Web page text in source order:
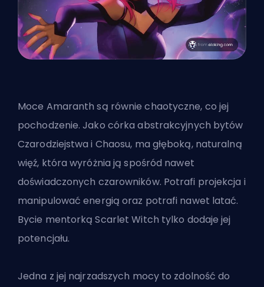
Moce Amaranth są równie chaotyczne, co jej
pochodzenie. Jako córka abstrakcyjnych bytów
Czarodziejstwa i Chaosu, ma głęboką, naturalną
więź, która wyróżnia ją spośród nawet
doświadczonych czarowników. Potrafi projekcja i
manipulować energią oraz potrafi nawet latać.
Bycie mentorką Scarlet Witch tylko dodaje jej
potencjału.
Jedna z jej najrzadszych mocy to zdolność do